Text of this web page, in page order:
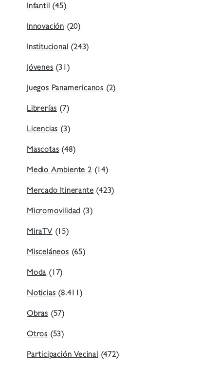
Infantil (45)
Innovación (20)
Institucional (243)
Jóvenes (31)
Juegos Panamericanos (2)
Librerías (7)
Licencias (3)
Mascotas (48)
Medio Ambiente 2(14)
Mercado Itinerante (423)
Micromovilidad (3)
MiraTV (15)
Misceláneos (65)
Moda (17)
Noticias (8.411)
Obras (57)
Otros (53)
Participación Vecinal (472)